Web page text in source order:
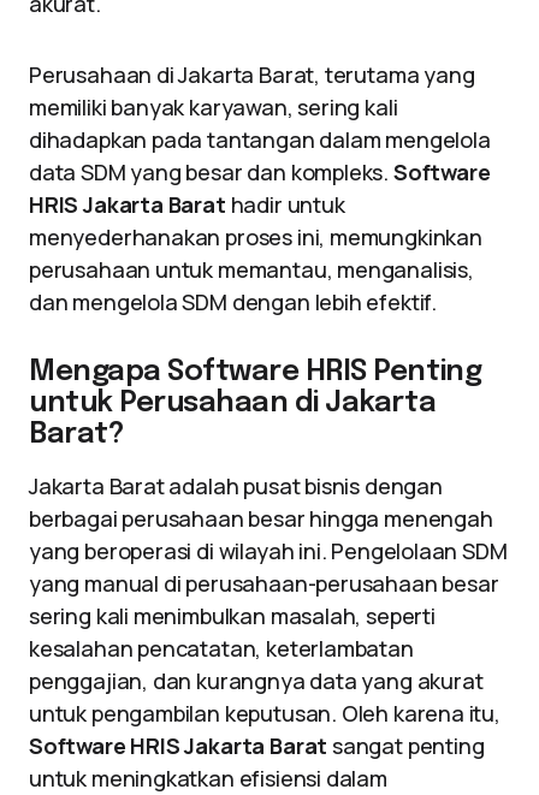
Perusahaan di Jakarta Barat, terutama yang
memiliki banyak karyawan, sering kali
dihadapkan pada tantangan dalam mengelola
data SDM yang besar dan kompleks. Software
HRIS Jakarta Barat hadir untuk
menyederhanakan proses ini, memungkinkan
perusahaan untuk memantau, menganalisis,
dan mengelola SDM dengan lebih efektif.
Mengapa Software HRIS Penting
untuk Perusahaan di Jakarta
Barat?
Jakarta Barat adalah pusat bisnis dengan
berbagai perusahaan besar hingga menengah
yang beroperasi di wilayah ini. Pengelolaan SDM
yang manual di perusahaan-perusahaan besar
sering kali menimbulkan masalah, seperti
kesalahan pencatatan, keterlambatan
penggajian, dan kurangnya data yang akurat
untuk pengambilan keputusan. Oleh karena itu,
Software HRIS Jakarta Barat sangat penting
untuk meningkatkan efisiensi dalam